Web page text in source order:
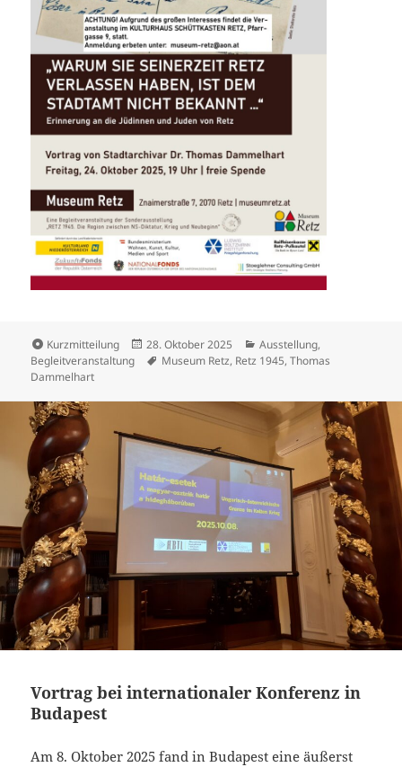
Format
Kurzmitteilung
Veröffentlicht
am
28. Oktober 2025 Kategorien
Ausstellung,
Begleitveranstaltung
Schlagwörter
Museum Retz, Retz 1945,Thomas
Dammelhart
Vortrag bei internationaler Konferenz in
Budapest
Am 8. Oktober 2025 fand in Budapest eine äußerst